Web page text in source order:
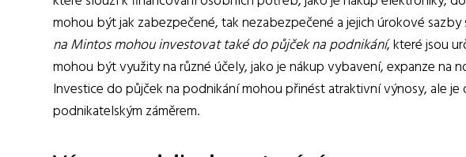
mohou být jak zabezpečené, tak nezabezpečené a jejich úrokové
na Mintos mohou investovat také do půjček na podnikání, které jsou
mohou být využity na různé účely, jako je nákup vybavení, expanze na
Investice do půjček na podnikání mohou přinést atraktivní výnosy, ale
podnikatelským záměrem.